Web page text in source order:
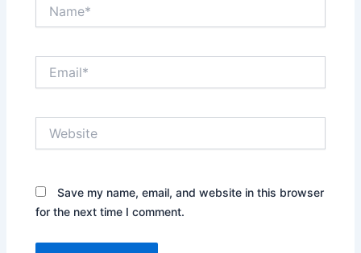
Save my name, email, and website in this browser
for the next time I comment.